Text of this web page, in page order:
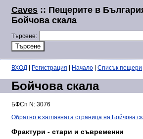
Caves :: Пещерите в
Бойчова скала
Търсене:
ВХОД Регистрация Начало Списък пещери
Бойчова скала
БФСп N: 3076
Обратно в заглавната страница на Бойчова
Фрактури - стари и съвременни